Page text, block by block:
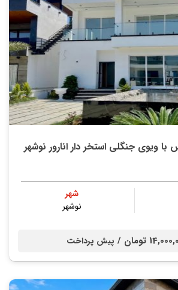
ویوی جنگلی استخر دار انارور نوشهر
شهر
نوشهر
تومان / پیش پرداخت